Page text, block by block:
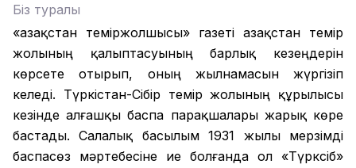
Біз туралы
«Қазақстан теміржолшысы» газеті Қазақстан темір
жолының қалыптасуының барлық кезеңдерін
көрсете отырып, оның жылнамасын жүргізіп
келеді. Түркістан-Сібір темір жолының құрылысы
кезінде алғашқы баспа парақшалары жарық көре
бастады. Салалық басылым 1931 жылы мерзімді
баспасөз мәртебесіне ие болғанда ол «Түрксіб»